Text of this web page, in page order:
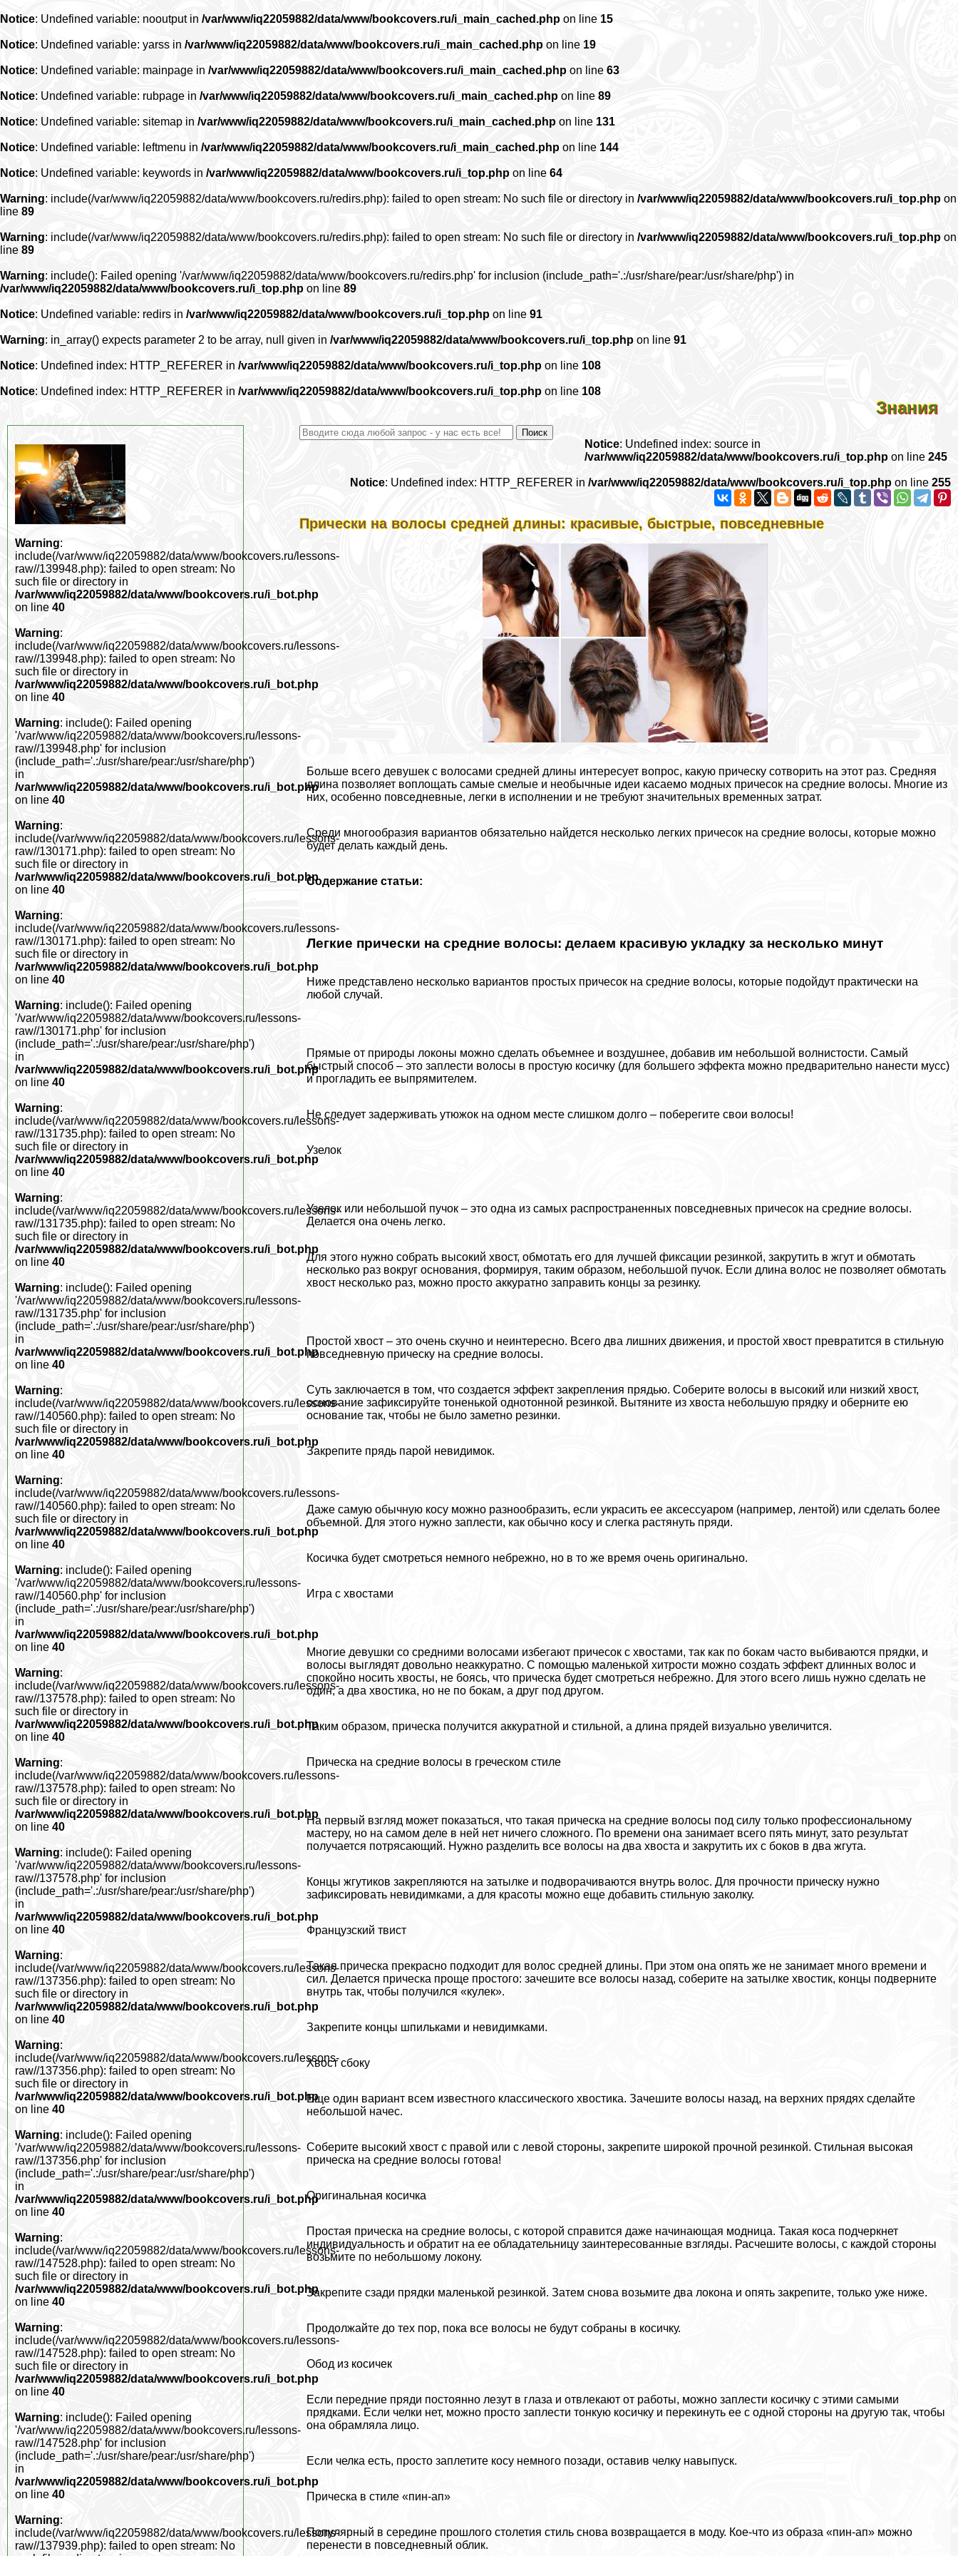
Notice: Undefined variable: nooutput in /var/www/iq22059882/data/www/bookcovers.ru/i_main_cached.php on line 15
Notice: Undefined variable: yarss in /var/www/iq22059882/data/www/bookcovers.ru/i_main_cached.php on line 19
Notice: Undefined variable: mainpage in /var/www/iq22059882/data/www/bookcovers.ru/i_main_cached.php on line 63
Notice: Undefined variable: rubpage in /var/www/iq22059882/data/www/bookcovers.ru/i_main_cached.php on line 89
Notice: Undefined variable: sitemap in /var/www/iq22059882/data/www/bookcovers.ru/i_main_cached.php on line 131
Notice: Undefined variable: leftmenu in /var/www/iq22059882/data/www/bookcovers.ru/i_main_cached.php on line 144
Notice: Undefined variable: keywords in /var/www/iq22059882/data/www/bookcovers.ru/i_top.php on line 64
Warning: include(/var/www/iq22059882/data/www/bookcovers.ru/redirs.php): failed to open stream: No such file or directory in /var/www/iq22059882/data/www/bookcovers.ru/i_top.php on
line 89
Warning: include(/var/www/iq22059882/data/www/bookcovers.ru/redirs.php): failed to open stream: No such file or directory in /var/www/iq22059882/data/www/bookcovers.ru/i_top.php on
line 89
Warning: include(): Failed opening '/var/www/iq22059882/data/www/bookcovers.ru/redirs.php' for inclusion (include_path='.:/usr/share/pear:/usr/share/php') in
/var/www/iq22059882/data/www/bookcovers.ru/i_top.php on line 89
Notice: Undefined variable: redirs in /var/www/iq22059882/data/www/bookcovers.ru/i_top.php on line 91
Warning: in_array() expects parameter 2 to be array, null given in /var/www/iq22059882/data/www/bookcovers.ru/i_top.php on line 91
Notice: Undefined index: HTTP_REFERER in /var/www/iq22059882/data/www/bookcovers.ru/i_top.php on line 108
Notice: Undefined index: HTTP_REFERER in /var/www/iq22059882/data/www/bookcovers.ru/i_top.php on line 108
Знания
Notice: Undefined index: source in
/var/www/iq22059882/data/www/bookcovers.ru/i_top.php on line245
Notice: Undefined index: HTTP_REFERER in /var/www/iq22059882/data/www/bookcovers.ru/i_top.php on line 255
Прически на волосы средней длины: красивые, быстрые, повседневные
Больше всего дeвyшек с волосами средней длины интересует вопрос, какую прическу сотворить на этот раз. Средняя
длина позволяет воплощать самые смелые и необычные идеи касаемо модных причесок на средние волосы. Многие из
них, особенно повседневные, легки в исполнении и не требуют значительных временных затрат.
Среди многообразия вариантов обязательно найдется несколько легких причесок на средние волосы, которые можно
будет делать каждый день.
Содержание статьи:
Легкие прически на средние волосы: делаем красивую укладку за несколько минут
Ниже представлено несколько вариантов простых причесок на средние волосы, которые подойдут пpaктически на
любой случай.
Прямые от природы локоны можно сделать объемнее и воздушнее, добавив им небольшой волнистости. Самый
быстрый способ – это заплести волосы в простую косичку (для большего эффекта можно предварительно нанести мусс)
и прогладить ее выпрямителем.
Не следует задерживать утюжок на одном месте слишком долго – поберегите свои волосы!
Узелок
Узелок или небольшой пучок – это одна из самых распространенных повседневных причесок на средние волосы.
Делается она очень легко.
Для этого нужно собрать высокий хвост, обмотать его для лучшей фиксации резинкой, закрутить в жгут и обмотать
несколько раз вокруг основания, формируя, таким образом, небольшой пучок. Если длина волос не позволяет обмотать
хвост несколько раз, можно просто аккуратно заправить концы за резинку.
Простой хвост – это очень скучно и неинтересно. Всего два лишних движения, и простой хвост превратится в стильную
повседневную прическу на средние волосы.
Суть заключается в том, что создается эффект закрепления прядью. Соберите волосы в высокий или низкий хвост,
основание зафиксируйте тоненькой однотонной резинкой. Вытяните из хвоста небольшую прядку и оберните ею
основание так, чтобы не было заметно резинки.
Закрепите прядь парой невидимок.
Даже самую обычную косу можно разнообразить, если украсить ее аксессуаром (например, лентой) или сделать более
объемной. Для этого нужно заплести, как обычно косу и слегка растянуть пряди.
Косичка будет смотреться немного небрежно, но в то же время очень оригинально.
Игра с хвостами
Многие дeвyшки со средними волосами избегают причесок с хвостами, так как по бокам часто выбиваются прядки, и
волосы выглядят довольно неаккуратно. С помощью маленькой хитрости можно создать эффект длинных волос и
спокойно носить хвосты, не боясь, что прическа будет смотреться небрежно. Для этого всего лишь нужно сделать не
один, а два хвостика, но не по бокам, а друг под другом.
Таким образом, прическа получится аккуратной и стильной, а длина прядей визуально увеличится.
Прическа на средние волосы в греческом стиле
На первый взгляд может показаться, что такая прическа на средние волосы под силу только профессиональному
мастеру, но на самом деле в ней нет ничего сложного. По времени она занимает всего пять минут, зато результат
получается потрясающий. Нужно разделить все волосы на два хвоста и закрутить их с боков в два жгута.
Концы жгутиков закрепляются на затылке и подворачиваются внутрь волос. Для прочности прическу нужно
зафиксировать невидимками, а для красоты можно еще добавить стильную заколку.
Французский твист
Такая прическа прекрасно подходит для волос средней длины. При этом она опять же не занимает много времени и
сил. Делается прическа проще простого: зачешите все волосы назад, соберите на затылке хвостик, концы подверните
внутрь так, чтобы получился «кулек».
Закрепите концы шпильками и невидимками.
Хвост сбоку
Еще один вариант всем известного классического хвостика. Зачешите волосы назад, на верхних прядях сделайте
небольшой начес.
Соберите высокий хвост с правой или с левой стороны, закрепите широкой прочной резинкой. Стильная высокая
прическа на средние волосы готова!
Оригинальная косичка
Простая прическа на средние волосы, с которой справится даже начинающая модница. Такая коса подчеркнет
индивидуальность и обратит на ее обладательницу заинтересованные взгляды. Расчешите волосы, с каждой стороны
возьмите по небольшому локону.
Закрепите сзади прядки маленькой резинкой. Затем снова возьмите два локона и опять закрепите, только уже ниже.
Продолжайте до тех пор, пока все волосы не будут собраны в косичку.
Обод из косичек
Если передние пряди постоянно лезут в глаза и отвлекают от работы, можно заплести косичку с этими самыми
прядками. Если челки нет, можно просто заплести тонкую косичку и перекинуть ее с одной стороны на другую так, чтобы
она обрамляла лицо.
Если челка есть, просто заплетите косу немного позади, оставив челку навыпуск.
Прическа в стиле «пин-ап»
Популярный в середине прошлого столетия стиль снова возвращается в моду. Кое-что из образа «пин-ап» можно
перенести в повседневный облик.
Warning:
include(/var/www/iq22059882/data/www/bookcovers.ru/lessons-
raw//139948.php): failed to open stream: No
such file or directory in
/var/www/iq22059882/data/www/bookcovers.ru/i_bot.php
on line 40
Warning:
include(/var/www/iq22059882/data/www/bookcovers.ru/lessons-
raw//139948.php): failed to open stream: No
such file or directory in
/var/www/iq22059882/data/www/bookcovers.ru/i_bot.php
on line 40
Warning: include(): Failed opening
'/var/www/iq22059882/data/www/bookcovers.ru/lessons-
raw//139948.php' for inclusion
(include_path='.:/usr/share/pear:/usr/share/php')
in
/var/www/iq22059882/data/www/bookcovers.ru/i_bot.php
on line 40
Warning:
include(/var/www/iq22059882/data/www/bookcovers.ru/lessons-
raw//130171.php): failed to open stream: No
such file or directory in
/var/www/iq22059882/data/www/bookcovers.ru/i_bot.php
on line 40
Warning:
include(/var/www/iq22059882/data/www/bookcovers.ru/lessons-
raw//130171.php): failed to open stream: No
such file or directory in
/var/www/iq22059882/data/www/bookcovers.ru/i_bot.php
on line 40
Warning: include(): Failed opening
'/var/www/iq22059882/data/www/bookcovers.ru/lessons-
raw//130171.php' for inclusion
(include_path='.:/usr/share/pear:/usr/share/php')
in
/var/www/iq22059882/data/www/bookcovers.ru/i_bot.php
on line 40
Warning:
include(/var/www/iq22059882/data/www/bookcovers.ru/lessons-
raw//131735.php): failed to open stream: No
such file or directory in
/var/www/iq22059882/data/www/bookcovers.ru/i_bot.php
on line 40
Warning:
include(/var/www/iq22059882/data/www/bookcovers.ru/lessons-
raw//131735.php): failed to open stream: No
such file or directory in
/var/www/iq22059882/data/www/bookcovers.ru/i_bot.php
on line 40
Warning: include(): Failed opening
'/var/www/iq22059882/data/www/bookcovers.ru/lessons-
raw//131735.php' for inclusion
(include_path='.:/usr/share/pear:/usr/share/php')
in
/var/www/iq22059882/data/www/bookcovers.ru/i_bot.php
on line 40
Warning:
include(/var/www/iq22059882/data/www/bookcovers.ru/lessons-
raw//140560.php): failed to open stream: No
such file or directory in
/var/www/iq22059882/data/www/bookcovers.ru/i_bot.php
on line 40
Warning:
include(/var/www/iq22059882/data/www/bookcovers.ru/lessons-
raw//140560.php): failed to open stream: No
such file or directory in
/var/www/iq22059882/data/www/bookcovers.ru/i_bot.php
on line 40
Warning: include(): Failed opening
'/var/www/iq22059882/data/www/bookcovers.ru/lessons-
raw//140560.php' for inclusion
(include_path='.:/usr/share/pear:/usr/share/php')
in
/var/www/iq22059882/data/www/bookcovers.ru/i_bot.php
on line 40
Warning:
include(/var/www/iq22059882/data/www/bookcovers.ru/lessons-
raw//137578.php): failed to open stream: No
such file or directory in
/var/www/iq22059882/data/www/bookcovers.ru/i_bot.php
on line 40
Warning:
include(/var/www/iq22059882/data/www/bookcovers.ru/lessons-
raw//137578.php): failed to open stream: No
such file or directory in
/var/www/iq22059882/data/www/bookcovers.ru/i_bot.php
on line 40
Warning: include(): Failed opening
'/var/www/iq22059882/data/www/bookcovers.ru/lessons-
raw//137578.php' for inclusion
(include_path='.:/usr/share/pear:/usr/share/php')
in
/var/www/iq22059882/data/www/bookcovers.ru/i_bot.php
on line 40
Warning:
include(/var/www/iq22059882/data/www/bookcovers.ru/lessons-
raw//137356.php): failed to open stream: No
such file or directory in
/var/www/iq22059882/data/www/bookcovers.ru/i_bot.php
on line 40
Warning:
include(/var/www/iq22059882/data/www/bookcovers.ru/lessons-
raw//137356.php): failed to open stream: No
such file or directory in
/var/www/iq22059882/data/www/bookcovers.ru/i_bot.php
on line 40
Warning: include(): Failed opening
'/var/www/iq22059882/data/www/bookcovers.ru/lessons-
raw//137356.php' for inclusion
(include_path='.:/usr/share/pear:/usr/share/php')
in
/var/www/iq22059882/data/www/bookcovers.ru/i_bot.php
on line 40
Warning:
include(/var/www/iq22059882/data/www/bookcovers.ru/lessons-
raw//147528.php): failed to open stream: No
such file or directory in
/var/www/iq22059882/data/www/bookcovers.ru/i_bot.php
on line 40
Warning:
include(/var/www/iq22059882/data/www/bookcovers.ru/lessons-
raw//147528.php): failed to open stream: No
such file or directory in
/var/www/iq22059882/data/www/bookcovers.ru/i_bot.php
on line 40
Warning: include(): Failed opening
'/var/www/iq22059882/data/www/bookcovers.ru/lessons-
raw//147528.php' for inclusion
(include_path='.:/usr/share/pear:/usr/share/php')
in
/var/www/iq22059882/data/www/bookcovers.ru/i_bot.php
on line 40
Warning:
include(/var/www/iq22059882/data/www/bookcovers.ru/lessons-
raw//137939.php): failed to open stream: No